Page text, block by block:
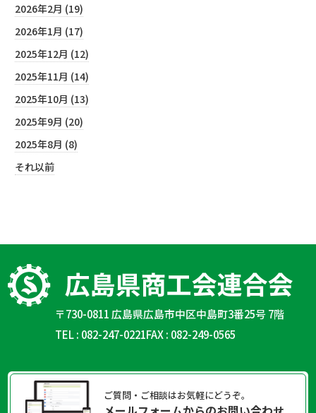
2026年2月 (19)
2026年1月 (17)
2025年12月 (12)
2025年11月 (14)
2025年10月 (13)
2025年9月 (20)
2025年8月 (8)
それ以前
〒730-0811 広島県広島市中区中島町3番25号 7階
TEL : 082-247-0221FAX : 082-249-0565
ご質問・ご相談はお気軽にどうぞ。